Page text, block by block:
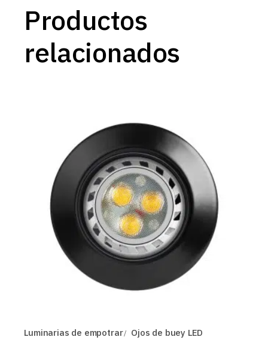
Productos
relacionados
Luminarias de empotrar Ojos de buey LED